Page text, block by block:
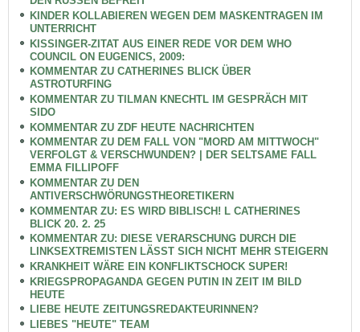
KINDER KOLLABIEREN WEGEN DEM MASKENTRAGEN IM
UNTERRICHT
KISSINGER-ZITAT AUS EINER REDE VOR DEM WHO
COUNCIL ON EUGENICS, 2009:
KOMMENTAR ZU CATHERINES BLICK ÜBER
ASTROTURFING
KOMMENTAR ZU TILMAN KNECHTL IM GESPRÄCH MIT
SIDO
KOMMENTAR ZU ZDF HEUTE NACHRICHTEN
KOMMENTAR ZU DEM FALL VON "MORD AM MITTWOCH"
VERFOLGT & VERSCHWUNDEN? | DER SELTSAME FALL
EMMA FILLIPOFF
KOMMENTAR ZU DEN
ANTIVERSCHWÖRUNGSTHEORETIKERN
KOMMENTAR ZU: ES WIRD BIBLISCH! L CATHERINES
BLICK 20. 2. 25
KOMMENTAR ZU: DIESE VERARSCHUNG DURCH DIE
LINKSEXTREMISTEN LÄSST SICH NICHT MEHR STEIGERN
KRANKHEIT WÄRE EIN KONFLIKTSCHOCK SUPER!
KRIEGSPROPAGANDA GEGEN PUTIN IN ZEIT IM BILD
HEUTE
LIEBE HEUTE ZEITUNGSREDAKTEURINNEN?
LIEBES "HEUTE" TEAM